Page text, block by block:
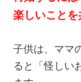
楽しいことを
子供は、ママ
ると「怪しい